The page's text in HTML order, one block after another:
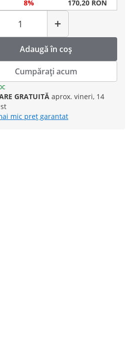
8% 170,20 RON
Cantitate
+
Adaugă în coș
Cumpărați acum
GRATUITĂ aprox. vineri, 14
mic preț garantat